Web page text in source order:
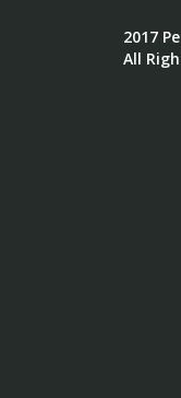
2017
All